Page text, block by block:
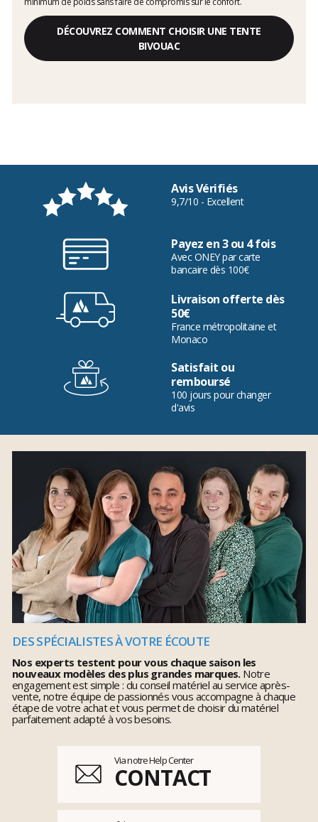
DÉCOUVREZ COMMENT CHOISIR UNE TENTE
BIVOUAC
Avis Vérifiés
9,7/10 - Excellent
Payez en 3 ou 4 fois
Avec ONEY par carte
bancaire dès 100€
Livraison offerte dès
50€
France métropolitaine et
Monaco
Satisfait ou
remboursé
100 jours pour changer
d'avis
DES SPÉCIALISTES À VOTRE ÉCOUTE
Nos experts testent pour vous chaque saison les
nouveaux modèles des plus grandes marques.Notre
engagement est simple : du conseil matériel au service après-
vente, notre équipe de passionnés vous accompagne à chaque
étape de votre achat et vous permet de choisir du matériel
parfaitement adapté à vos besoins.
Via notre Help Center
CONTACT